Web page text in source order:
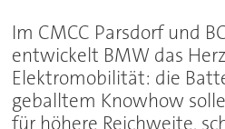
Im CMCC Parsdorf und
entwickelt BMW das
Elektromobilität: die
geballtem Knowhow
für höhere Reichweite,